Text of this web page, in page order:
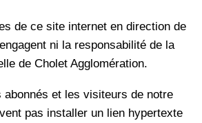
de ce site internet en direction de
ni la responsabilité de la
de Cholet Agglomération.
et les visiteurs de notre
pas installer un lien hypertexte